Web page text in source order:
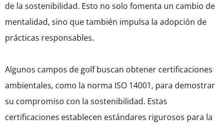
de la sostenibilidad. Esto no solo fomenta un cambio de
mentalidad, sino que también impulsa la adopción de
prácticas responsables.
Algunos campos de golf buscan obtener certificaciones
ambientales, como la norma ISO 14001, para demostrar
su compromiso con la sostenibilidad. Estas
certificaciones establecen estándares rigurosos para la